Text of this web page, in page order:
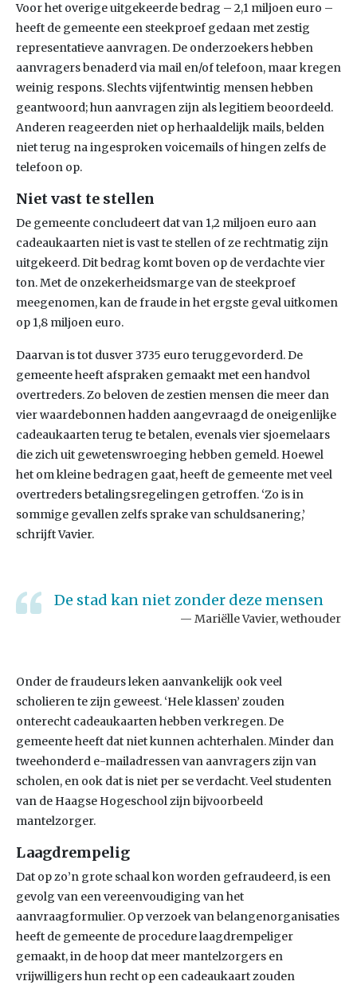
Voor het overige uitgekeerde bedrag – 2,1 miljoen euro –
heeft de gemeente een steekproef gedaan met zestig
representatieve aanvragen. De onderzoekers hebben
aanvragers benaderd via mail en/of telefoon, maar kregen
weinig respons. Slechts vijfentwintig mensen hebben
geantwoord; hun aanvragen zijn als legitiem beoordeeld.
Anderen reageerden niet op herhaaldelijk mails, belden
niet terug na ingesproken voicemails of hingen zelfs de
telefoon op.
Niet vast te stellen
De gemeente concludeert dat van 1,2 miljoen euro aan
cadeaukaarten niet is vast te stellen of ze rechtmatig zijn
uitgekeerd. Dit bedrag komt boven op de verdachte vier
ton. Met de onzekerheidsmarge van de steekproef
meegenomen, kan de fraude in het ergste geval uitkomen
op 1,8 miljoen euro.
Daarvan is tot dusver 3735 euro teruggevorderd. De
gemeente heeft afspraken gemaakt met een handvol
overtreders. Zo beloven de zestien mensen die meer dan
vier waardebonnen hadden aangevraagd de oneigenlijke
cadeaukaarten terug te betalen, evenals vier sjoemelaars
die zich uit gewetenswroeging hebben gemeld. Hoewel
het om kleine bedragen gaat, heeft de gemeente met veel
overtreders betalingsregelingen getroffen. ‘Zo is in
sommige gevallen zelfs sprake van schuldsanering,’
schrijft Vavier.
De stad kan niet zonder deze mensen
Mariëlle Vavier, wethouder
Onder de fraudeurs leken aanvankelijk ook veel
scholieren te zijn geweest. ‘Hele klassen’ zouden
onterecht cadeaukaarten hebben verkregen. De
gemeente heeft dat niet kunnen achterhalen. Minder dan
tweehonderd e-mailadressen van aanvragers zijn van
scholen, en ook dat is niet per se verdacht. Veel studenten
van de Haagse Hogeschool zijn bijvoorbeeld
mantelzorger.
Laagdrempelig
Dat op zo’n grote schaal kon worden gefraudeerd, is een
gevolg van een vereenvoudiging van het
aanvraagformulier. Op verzoek van belangenorganisaties
heeft de gemeente de procedure laagdrempeliger
gemaakt, in de hoop dat meer mantelzorgers en
vrijwilligers hun recht op een cadeaukaart zouden